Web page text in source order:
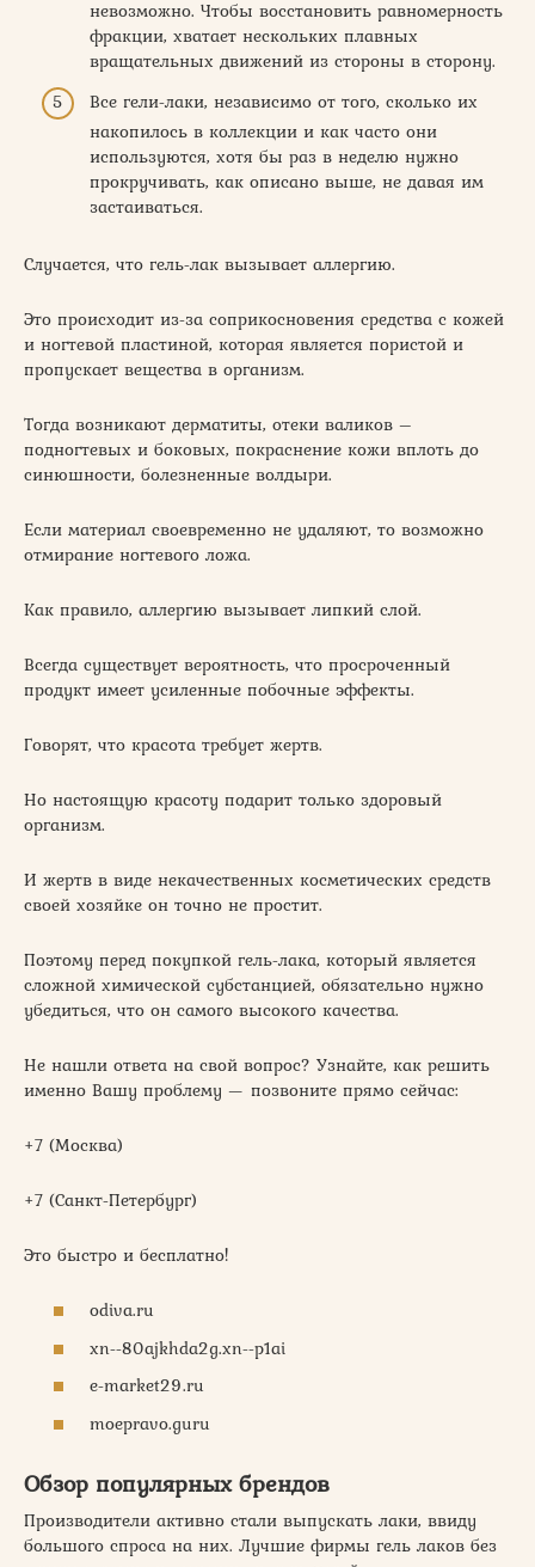
невозможно. Чтобы восстановить равномерность
фракции, хватает нескольких плавных
вращательных движений из стороны в сторону.
Все гели-лаки, независимо от того, сколько их
накопилось в коллекции и как часто они
используются, хотя бы раз в неделю нужно
прокручивать, как описано выше, не давая им
застаиваться.
Случается, что гель-лак вызывает аллергию.
Это происходит из-за соприкосновения средства с кожей
и ногтевой пластиной, которая является пористой и
пропускает вещества в организм.
Тогда возникают дерматиты, отеки валиков –
подногтевых и боковых, покраснение кожи вплоть до
синюшности, болезненные волдыри.
Если материал своевременно не удаляют, то возможно
отмирание ногтевого ложа.
Как правило, аллергию вызывает липкий слой.
Всегда существует вероятность, что просроченный
продукт имеет усиленные побочные эффекты.
Говорят, что красота требует жертв.
Но настоящую красоту подарит только здоровый
организм.
И жертв в виде некачественных косметических средств
своей хозяйке он точно не простит.
Поэтому перед покупкой гель-лака, который является
сложной химической субстанцией, обязательно нужно
убедиться, что он самого высокого качества.
Не нашли ответа на свой вопрос? Узнайте, как решить
именно Вашу проблему — позвоните прямо сейчас:
+7 (Москва)
+7 (Санкт-Петербург)
Это быстро и бесплатно!
odiva.ru
xn--80ajkhda2g.xn--p1ai
e-market29.ru
moepravo.guru
Обзор популярных брендов
Производители активно стали выпускать лаки, ввиду
большого спроса на них. Лучшие фирмы гель лаков без